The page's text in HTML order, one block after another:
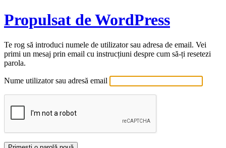
Propulsat de WordPress
Te rog să introduci numele de utilizator sau adresa de email. Vei
primi un mesaj prin email cu instrucțiuni despre cum să-ți resetezi
parola.
Nume utilizator sau adresă email